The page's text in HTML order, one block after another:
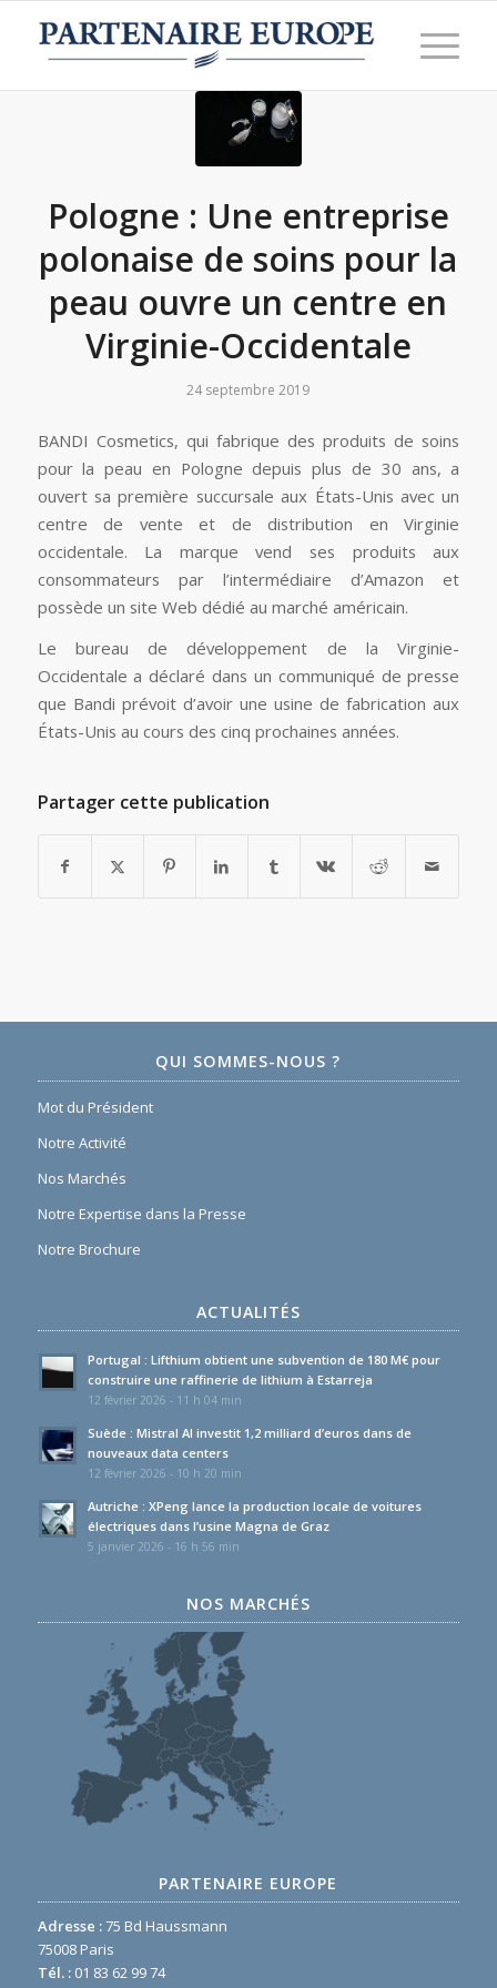
Pologne : Une entreprise
polonaise de soins pour la
peau ouvre un centre en
Virginie-Occidentale
24 septembre 2019
BANDI Cosmetics, qui fabrique des produits de soins
pour la peau en Pologne depuis plus de 30 ans, a
ouvert sa première succursale aux États-Unis avec un
centre de vente et de distribution en Virginie
occidentale. La marque vend ses produits aux
consommateurs par l’intermédiaire d’Amazon et
possède un site Web dédié au marché américain.
Le bureau de développement de la Virginie-
Occidentale a déclaré dans un communiqué de presse
que Bandi prévoit d’avoir une usine de fabrication aux
États-Unis au cours des cinq prochaines années.
Partager cette publication
QUI SOMMES-NOUS ?
Mot du Président
Notre Activité
Nos Marchés
Notre Expertise dans la Presse
Notre Brochure
ACTUALITÉS
Portugal : Lifthium obtient une subvention de 180 M€ pour
construire une raffinerie de lithium à Estarreja
12 février 2026 - 11 h 04 min
Suède : Mistral AI investit 1,2 milliard d’euros dans de
nouveaux data centers
12 février 2026 - 10 h 20 min
Autriche : XPeng lance la production locale de voitures
électriques dans l’usine Magna de Graz
5 janvier 2026 - 16 h 56 min
NOS MARCHÉS
PARTENAIRE EUROPE
Adresse :75 Bd Haussmann
75008 Paris
Tél. :01 83 62 99 74